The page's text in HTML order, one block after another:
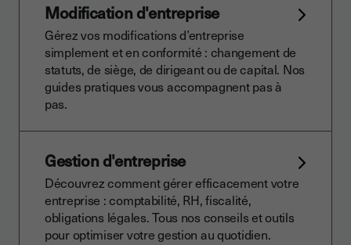
Modification d'entreprise
Gérez vos modifications d’entreprise
simplement et en conformité : changement de
statuts, de siège, de dirigeant ou de capital. Nos
guides pratiques vous accompagnent pas à
pas.
Gestion d'entreprise
Découvrez comment gérer efficacement votre
entreprise : comptabilité, RH, fiscalité,
obligations légales. Tous nos conseils et outils
pour optimiser votre gestion au quotidien.